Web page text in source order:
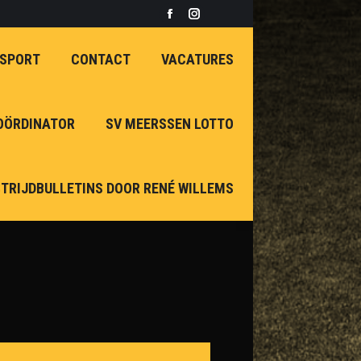
Facebook
opens
window
Instagram
opens
window
CONTACT VACATURES
SV MEERSSEN LOTTO
DOOR RENÉ WILLEMS